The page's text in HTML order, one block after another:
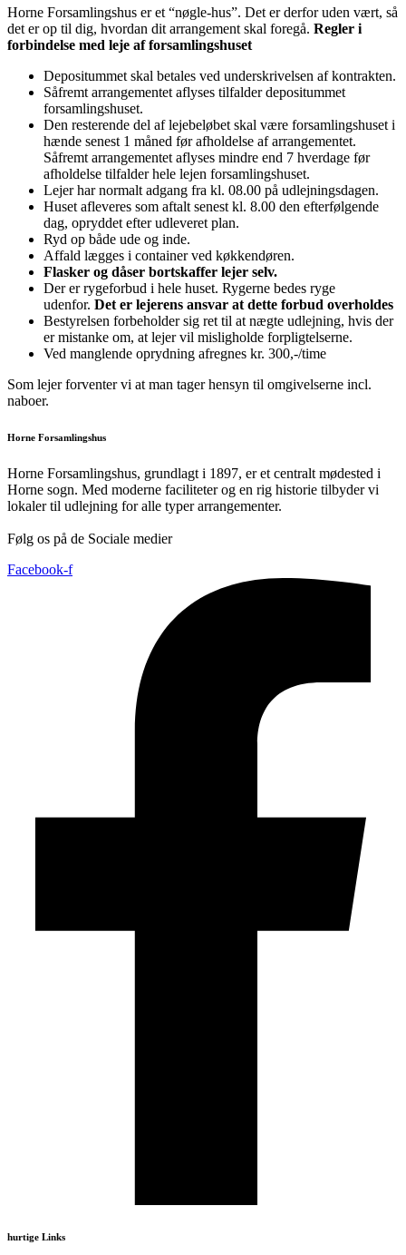
Horne Forsamlingshus er et “nøgle-hus”. Det er derfor uden vært, så
det er op til dig, hvordan dit arrangement skal foregå. Regler i
forbindelse med leje af forsamlingshuset
Depositummet skal betales ved underskrivelsen af kontrakten.
Såfremt arrangementet aflyses tilfalder depositummet
forsamlingshuset.
Den resterende del af lejebeløbet skal være forsamlingshuset i
hænde senest 1 måned før afholdelse af arrangementet.
Såfremt arrangementet aflyses mindre end 7 hverdage før
afholdelse tilfalder hele lejen forsamlingshuset.
Lejer har normalt adgang fra kl. 08.00 på udlejningsdagen.
Huset afleveres som aftalt senest kl. 8.00 den efterfølgende
dag, opryddet efter udleveret plan.
Ryd op både ude og inde.
Affald lægges i container ved køkkendøren.
Flasker og dåser bortskaffer lejer selv.
Der er rygeforbud i hele huset. Rygerne bedes ryge
udenfor. Det er lejerens ansvar at dette forbud overholdes
Bestyrelsen forbeholder sig ret til at nægte udlejning, hvis der
er mistanke om, at lejer vil misligholde forpligtelserne.
Ved manglende oprydning afregnes kr. 300,-/time
Som lejer forventer vi at man tager hensyn til omgivelserne incl.
naboer.
Horne Forsamlingshus
Horne Forsamlingshus, grundlagt i 1897, er et centralt mødested i
Horne sogn. Med moderne faciliteter og en rig historie tilbyder vi
lokaler til udlejning for alle typer arrangementer.
Følg os på de Sociale medier
Facebook-f
hurtige Links